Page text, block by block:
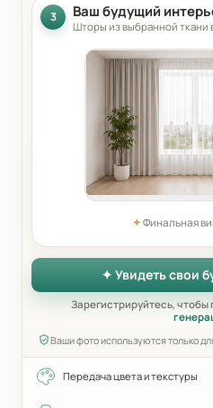
3 Ваш будущий
Шторы из выбранной ткани
✦Финальная
✦ Увидеть свои
Зарегистрируйтесь, чтобы
Ваши фото используются только
Передача цвета и текстуры